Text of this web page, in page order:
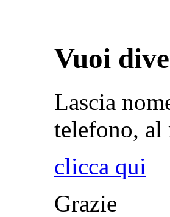
Vuoi
Lascia
telefono, al
clicca qui
Grazie